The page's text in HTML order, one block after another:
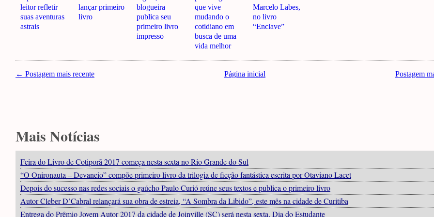
leitor refletir
suas aventuras
astrais
lançar primeiro
livro
blogueira
publica seu
primeiro livro
impresso
que vive
mudando o
cotidiano em
busca de uma
vida melhor
Marcelo Labes,
no livro
“Enclave”
← Postagem mais recente Postagem
Página inicial
Mais Notícias
Feira do Livro de Cotiporã 2017 começa nesta sexta no Rio Grande do Sul
“O Onironauta – Devaneio” compõe primeiro livro da trilogia de ficção fantástica escrita por Otaviano Lacet
Depois do sucesso nas redes sociais o gaúcho Paulo Curió reúne seus textos e publica o primeiro livro
Autor Cleber D’Cabral relançará sua obra de estreia, “A Sombra da Libido”, este mês na cidade de Curitiba
Entrega do Prêmio Jovem Autor 2017 da cidade de Joinville (SC) será nesta sexta, Dia do Estudante